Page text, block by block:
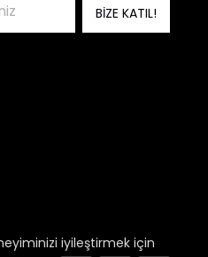
iyileştirmek için
BİZE KATIL!